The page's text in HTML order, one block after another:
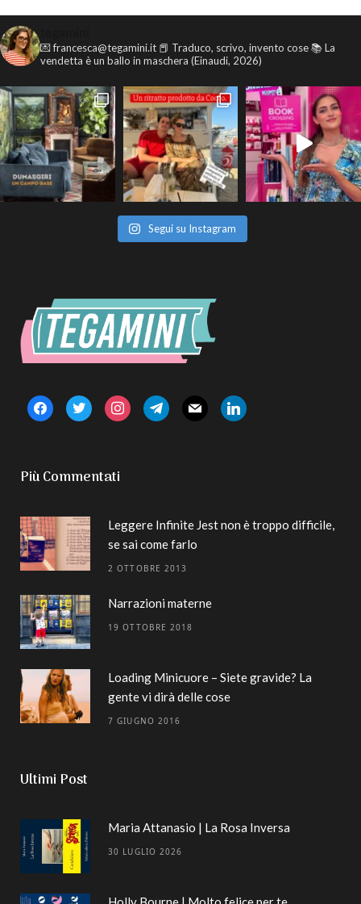
💌 francesca@tegamini.it 📕 Traduco, scrivo, invento cose📚 La
vendetta è un ballo in maschera (Einaudi, 2026)
Segui su Instagram
facebooktwitter instagramtelegrammail linkedin
Più Commentati
Leggere Infinite Jest non è troppo difficile,
se sai come farlo
2 OTTOBRE 2013
Narrazioni materne
19 OTTOBRE 2018
Loading Minicuore – Siete gravide? La
gente vi dirà delle cose
7 GIUGNO 2016
Ultimi Post
Maria Attanasio | La Rosa Inversa
30 LUGLIO 2026